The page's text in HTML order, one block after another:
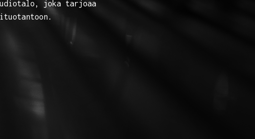
joka tarjoaa